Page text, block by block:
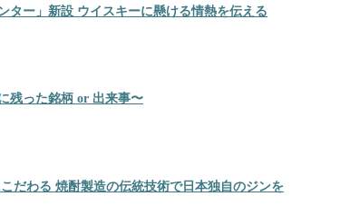
ター」新設 ウイスキーに懸ける情熱を伝える
残った銘柄 or 出来事〜
だわる 焼酎製造の伝統技術で日本独自のジンを